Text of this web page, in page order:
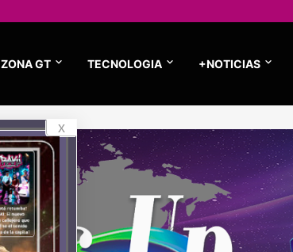
ZONA GT TECNOLOGIA +NOTICIAS
x